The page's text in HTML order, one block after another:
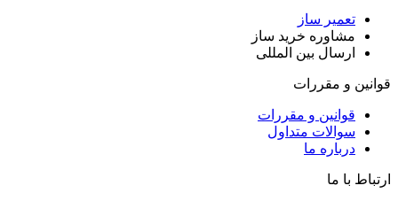
تعمیر ساز
مشاوره خرید ساز
ارسال بین المللی
قوانین و مقررات
قوانین و مقررات
سوالات متداول
درباره ما
ارتباط با ما